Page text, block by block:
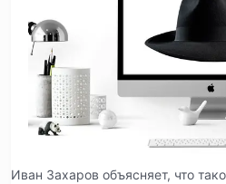
Иван Захаров объясняет, что